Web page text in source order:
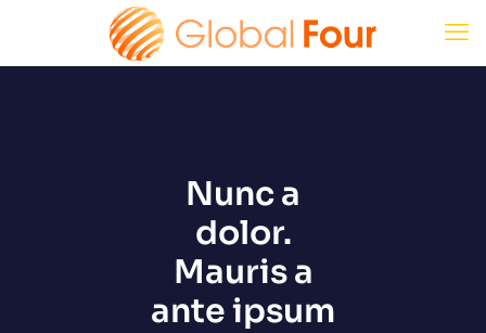
Nunc a
dolor.
Mauris a
ante ipsum